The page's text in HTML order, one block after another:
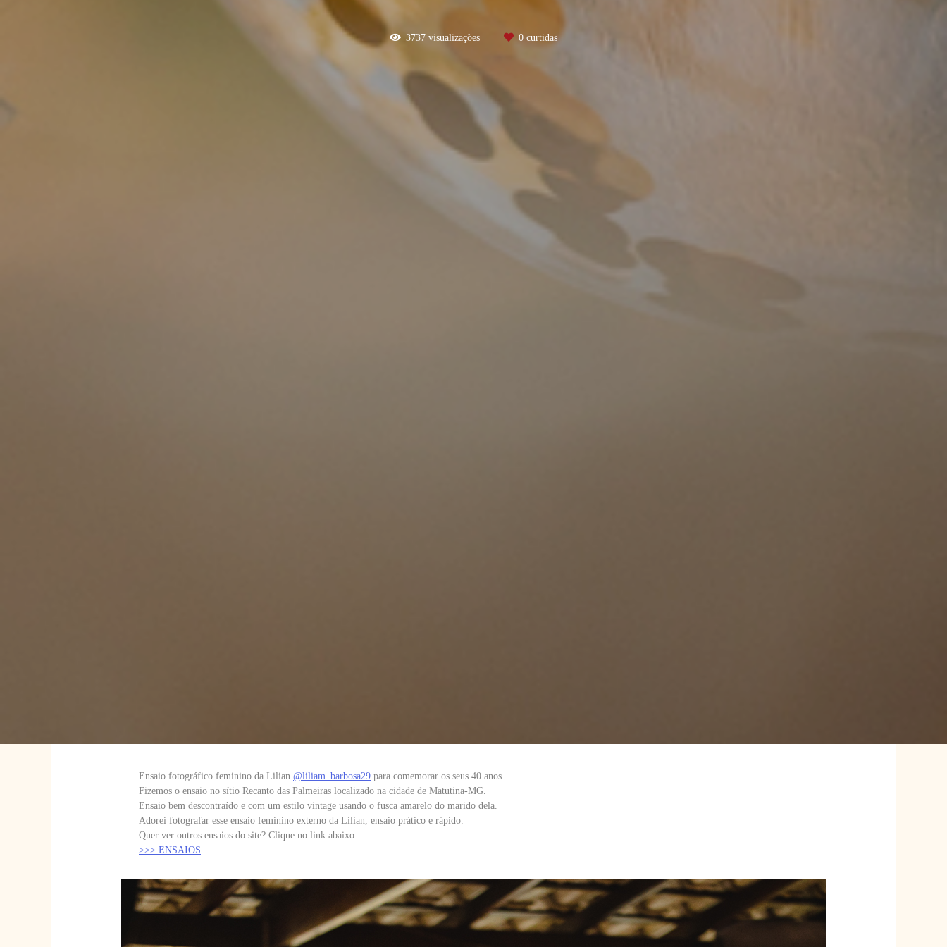
3737 visualizações 0 curtidas
Ensaio fotográfico feminino da Lilian @liliam_barbosa29 para comemorar os seus 40 anos.
Fizemos o ensaio no sítio Recanto das Palmeiras localizado na cidade de Matutina-MG.
Ensaio bem descontraído e com um estilo vintage usando o fusca amarelo do marido dela.
Adorei fotografar esse ensaio feminino externo da Lílian, ensaio prático e rápido.
Quer ver outros ensaios do site? Clique no link abaixo:
>>> ENSAIOS